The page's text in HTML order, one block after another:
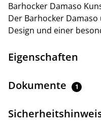
Barhocker Damaso
Der Barhocker
Design und einer
Eigenschaften
Dokumente 1